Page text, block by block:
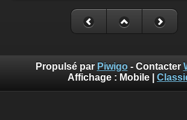
Propulsé par Piwigo- Contacter
Affichage : Mobile